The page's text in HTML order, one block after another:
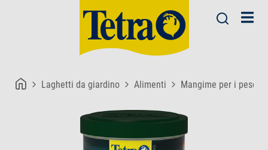
Laghetti da giardino Alimenti Mangime per i pesci